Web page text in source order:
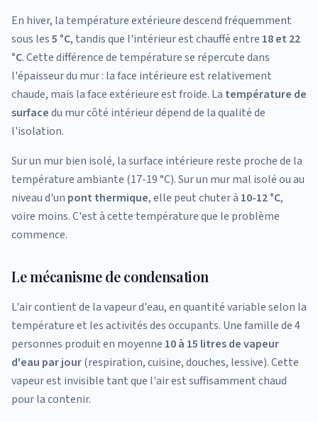
En hiver, la température extérieure descend fréquemment
sous les5 °C, tandis que l'intérieur est chauffé entre 18 et 22
°C. Cette différence de température se répercute dans
l'épaisseur du mur : la face intérieure est relativement
chaude, mais la face extérieure est froide. La température de
surfacedu mur côté intérieur dépend de la qualité de
l'isolation.
Sur un mur bien isolé, la surface intérieure reste proche de la
température ambiante (17-19 °C). Sur un mur mal isolé ou au
niveau d'un pont thermique, elle peut chuter à 10-12 °C,
voire moins. C'est à cette température que le problème
commence.
Le mécanisme de condensation
L'air contient de la vapeur d'eau, en quantité variable selon la
température et les activités des occupants. Une famille de 4
personnes produit en moyenne 10 à 15 litres de vapeur
d'eau par jour(respiration, cuisine, douches, lessive). Cette
vapeur est invisible tant que l'air est suffisamment chaud
pour la contenir.